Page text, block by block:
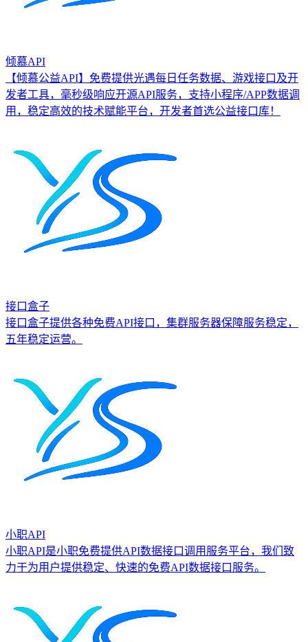
倾慕API
【倾慕公益API】免费提供光遇每日任务数据、游戏接口及开
发者工具，毫秒级响应开源API服务，支持小程序/APP数据调
用，稳定高效的技术赋能平台，开发者首选公益接口库！
接口盒子
接口盒子提供各种免费API接口，集群服务器保障服务稳定，
五年稳定运营。
小职API
小职API是小职免费提供API数据接口调用服务平台，我们致
力于为用户提供稳定、快速的免费API数据接口服务。